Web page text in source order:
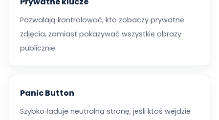
Pozwalają kontrolować, kto zobaczy prywatne
zdjęcia, zamiast pokazywać wszystkie obrazy
publicznie.
Panic Button
Szybko ładuje neutralną stronę, jeśli ktoś wejdzie